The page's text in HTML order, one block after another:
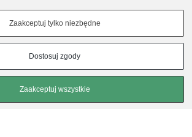
budynku), 30-415 Kraków
Dołącz do nas w mediach społecznościowych!
Copyrights © 2023 - SPOKO-MOTYW.PL
Zaakceptuj tylko niezbędne
Dostosuj zgody
Zaakceptuj wszystkie